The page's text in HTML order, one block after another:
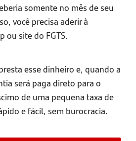
somente no mês de seu
você precisa aderir à
ou site do FGTS.
esse dinheiro e, quando a
será paga direto para o
de uma pequena taxa de
e fácil, sem burocracia.